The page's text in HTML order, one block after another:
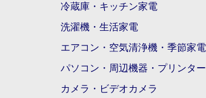
冷蔵庫・キッチン家電
洗濯機・生活家電
エアコン・空気清浄機・季節家電
パソコン・周辺機器・プリンター
カメラ・ビデオカメラ